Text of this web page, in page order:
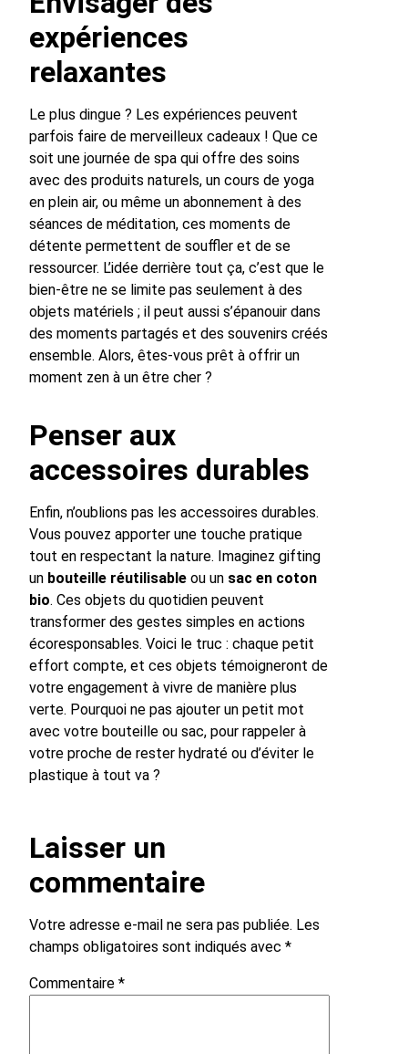
expériences
relaxantes
Le plus dingue ? Les expériences peuvent
parfois faire de merveilleux cadeaux ! Que ce
soit une journée de spa qui offre des soins
avec des produits naturels, un cours de yoga
en plein air, ou même un abonnement à des
séances de méditation, ces moments de
détente permettent de souffler et de se
ressourcer. L’idée derrière tout ça, c’est que le
bien-être ne se limite pas seulement à des
objets matériels ; il peut aussi s’épanouir dans
des moments partagés et des souvenirs créés
ensemble. Alors, êtes-vous prêt à offrir un
moment zen à un être cher ?
Penser aux
accessoires durables
Enfin, n’oublions pas les accessoires durables.
Vous pouvez apporter une touche pratique
tout en respectant la nature. Imaginez gifting
un bouteille réutilisable ou un sac en coton
bio. Ces objets du quotidien peuvent
transformer des gestes simples en actions
écoresponsables. Voici le truc : chaque petit
effort compte, et ces objets témoigneront de
votre engagement à vivre de manière plus
verte. Pourquoi ne pas ajouter un petit mot
avec votre bouteille ou sac, pour rappeler à
votre proche de rester hydraté ou d’éviter le
plastique à tout va ?
Laisser un
commentaire
Votre adresse e-mail ne sera pas publiée. Les
champs obligatoires sont indiqués avec *
Commentaire *